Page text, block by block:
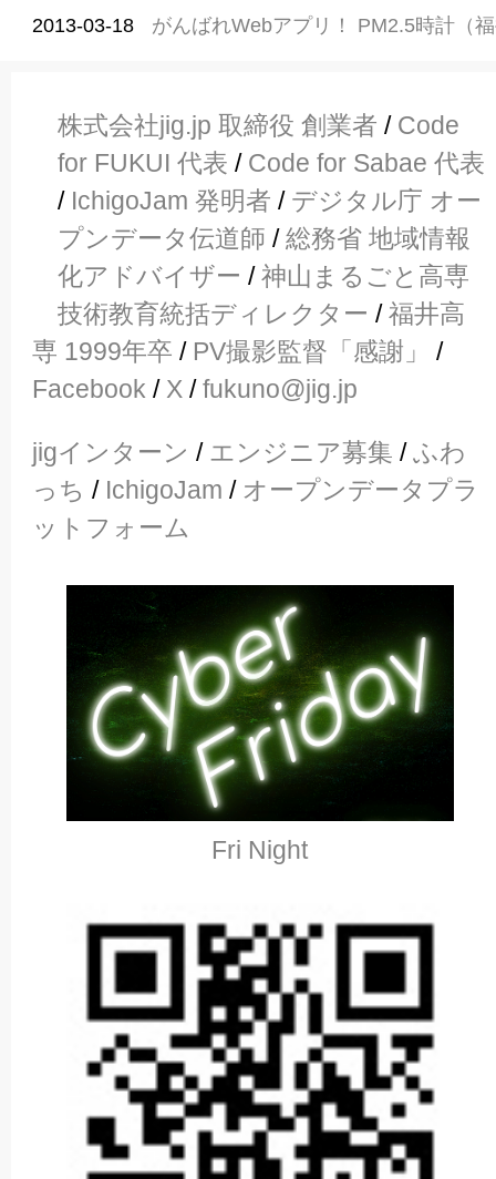
2013-03-18 がんばれWebアプリ！ PM2.5時計（
株式会社jig.jp 取締役 創業者 / Code
for FUKUI 代表 / Code for Sabae 代表
/ IchigoJam 発明者 / デジタル庁 オー
プンデータ伝道師 /総務省 地域情報
化アドバイザー /神山まるごと高専
技術教育統括ディレクター /福井高
専 1999年卒 / PV撮影監督「感謝」
/
Facebook / X /fukuno@jig.jp
jigインターン / エンジニア募集 /ふわ
っち / IchigoJam / オープンデータプラ
ットフォーム
Fri Night